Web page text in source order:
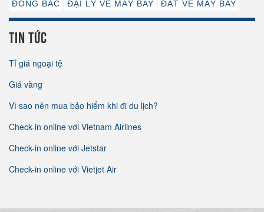
ĐÔNG BẮC
ĐẠI LÝ VÉ MÁY BAY ĐẶT VÉ MÁY BAY
TIN TỨC
Tỉ giá ngoại tệ
Giá vàng
Vì sao nên mua bảo hiểm khi đi du lịch?
Check-in online với Vietnam Airlines
Check-in online với Jetstar
Check-in online với Vietjet Air